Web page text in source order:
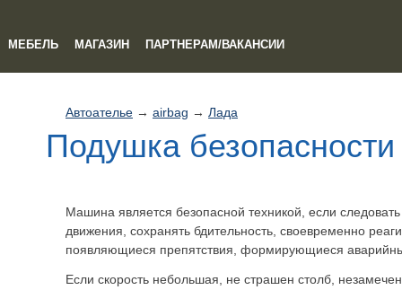
МЕБЕЛЬ МАГАЗИН ПАРТНЕРАМ/ВАКАНСИИ
Автоателье → airbag → Лада
Подушка
Машина является безопасной техникой, если
движения, сохранять бдительность, своевременно
появляющиеся препятствия, формирующиеся
Если скорость небольшая, не страшен столб,